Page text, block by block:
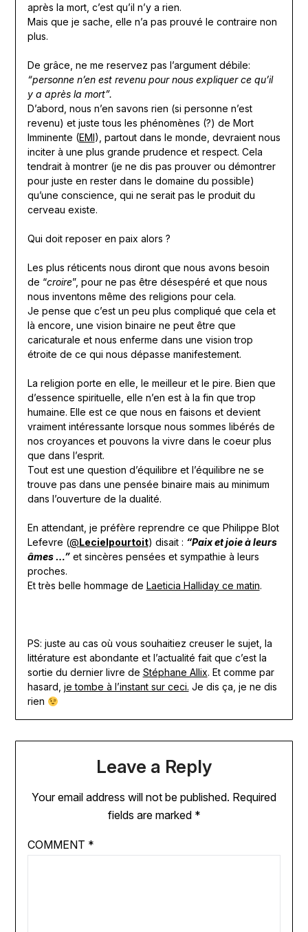
après la mort, c’est qu’il n’y a rien.
Mais que je sache, elle n’a pas prouvé le contraire non
plus.
De grâce, ne me reservez pas l’argument débile:
“personne n’en est revenu pour nous expliquer ce qu’il
y a après la mort”.
D’abord, nous n’en savons rien (si personne n’est
revenu) et juste tous les phénomènes (?) de Mort
Imminente (EMI), partout dans le monde, devraient nous
inciter à une plus grande prudence et respect. Cela
tendrait à montrer (je ne dis pas prouver ou démontrer
pour juste en rester dans le domaine du possible)
qu’une conscience, qui ne serait pas le produit du
cerveau existe.
Qui doit reposer en paix alors ?
Les plus réticents nous diront que nous avons besoin
de “croire”, pour ne pas être désespéré et que nous
nous inventons même des religions pour cela.
Je pense que c’est un peu plus compliqué que cela et
là encore, une vision binaire ne peut être que
caricaturale et nous enferme dans une vision trop
étroite de ce qui nous dépasse manifestement.
La religion porte en elle, le meilleur et le pire. Bien que
d’essence spirituelle, elle n’en est à la fin que trop
humaine. Elle est ce que nous en faisons et devient
vraiment intéressante lorsque nous sommes libérés de
nos croyances et pouvons la vivre dans le coeur plus
que dans l’esprit.
Tout est une question d’équilibre et l’équilibre ne se
trouve pas dans une pensée binaire mais au minimum
dans l’ouverture de la dualité.
En attendant, je préfère reprendre ce que Philippe Blot
Lefevre (@Lecielpourtoit) disait : “Paix et joie à leurs
âmes …”et sincères pensées et sympathie à leurs
proches.
Et très belle hommage de Laeticia Halliday ce matin.
PS: juste au cas où vous souhaitiez creuser le sujet, la
littérature est abondante et l’actualité fait que c’est la
sortie du dernier livre de Stéphane Allix. Et comme par
hasard, je tombe à l’instant sur ceci. Je dis ça, je ne dis
rien
Leave a Reply
Your email address will not be published. Required
fields are marked *
COMMENT *